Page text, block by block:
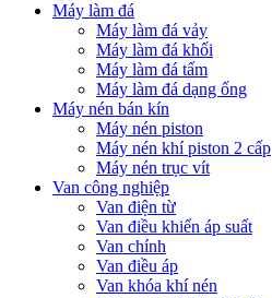
Máy làm đá
Máy làm đá vảy
Máy làm đá khối
Máy làm đá tấm
Máy làm đá dạng ống
Máy nén bán kín
Máy nén piston
Máy nén khí piston 2 cấp
Máy nén trục vít
Van công nghiệp
Van điện từ
Van điều khiển áp suất
Van chính
Van điều áp
Van khóa khí nén